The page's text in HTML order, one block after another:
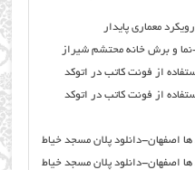
معماری پایدار
نما و برش خانه محتشم شیراز
از فونت کاتب در اتوکد
از فونت کاتب در اتوکد
اصفهان-دانلود پلان مسجد خیاط
اصفهان-دانلود پلان مسجد خیاط